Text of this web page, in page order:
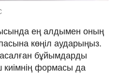
ең алдымен оның
көңіл аударыңыз.
бұйымдарды
формасы да